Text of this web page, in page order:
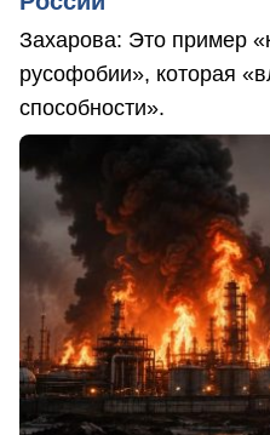
Захарова: Это пример
русофобии», которая
способности».